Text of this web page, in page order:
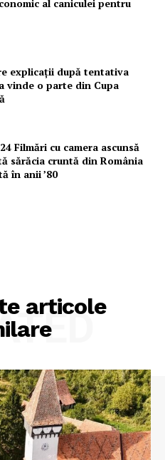
al caniculei pentru
explicații după tentativa
vinde o parte din Cupa
Filmări cu camera ascunsă
sărăcia cruntă din România
în anii ’80
articole